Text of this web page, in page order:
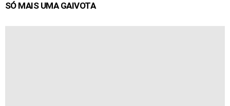
SÓ MAIS UMA GAIVOTA